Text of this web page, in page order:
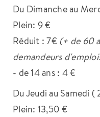
Du Dimanche au
Plein: 9 €
Réduit : 7€ (+ de 60
demandeurs
- de 14 ans : 4 €
Du Jeudi au Samedi (
Plein: 13,50 €